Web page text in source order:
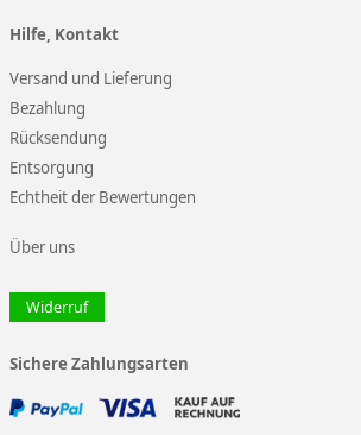
Hilfe, Kontakt
Versand und Lieferung
Bezahlung
Rücksendung
Entsorgung
Echtheit der Bewertungen
Über uns
Widerruf
Sichere Zahlungsarten